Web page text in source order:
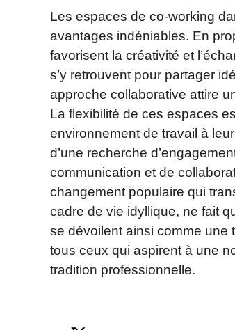
Les espaces de co-working
avantages indéniables. En
favorisent la créativité et
s’y retrouvent pour partager
approche collaborative attire
La flexibilité de ces espaces
environnement de travail à
d’une recherche
communication et de
changement populaire qui
cadre de vie idyllique, ne fait
se dévoilent ainsi comme une
tous ceux qui aspirent à une
tradition professionnelle.